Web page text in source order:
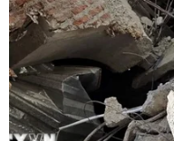
triển tích cực, là nền
bền vững, năng động
toàn diện Việt Nam-